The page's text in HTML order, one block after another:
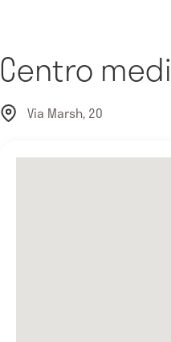
Centro
Via Marsh, 20